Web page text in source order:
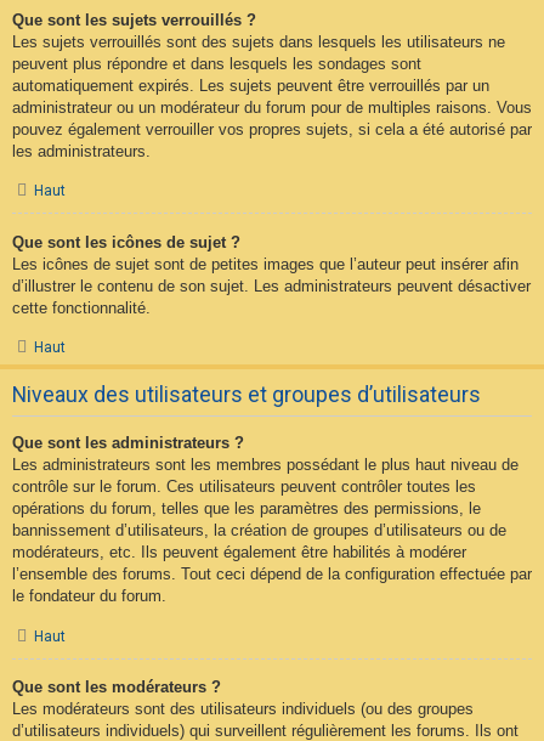
Que sont les sujets verrouillés ?
Les sujets verrouillés sont des sujets dans lesquels les utilisateurs ne
peuvent plus répondre et dans lesquels les sondages sont
automatiquement expirés. Les sujets peuvent être verrouillés par un
administrateur ou un modérateur du forum pour de multiples raisons. Vous
pouvez également verrouiller vos propres sujets, si cela a été autorisé par
les administrateurs.
Haut
Que sont les icônes de sujet ?
Les icônes de sujet sont de petites images que l’auteur peut insérer afin
d’illustrer le contenu de son sujet. Les administrateurs peuvent désactiver
cette fonctionnalité.
Haut
Niveaux des utilisateurs et groupes d’utilisateurs
Que sont les administrateurs ?
Les administrateurs sont les membres possédant le plus haut niveau de
contrôle sur le forum. Ces utilisateurs peuvent contrôler toutes les
opérations du forum, telles que les paramètres des permissions, le
bannissement d’utilisateurs, la création de groupes d’utilisateurs ou de
modérateurs, etc. Ils peuvent également être habilités à modérer
l’ensemble des forums. Tout ceci dépend de la configuration effectuée par
le fondateur du forum.
Haut
Que sont les modérateurs ?
Les modérateurs sont des utilisateurs individuels (ou des groupes
d’utilisateurs individuels) qui surveillent régulièrement les forums. Ils ont